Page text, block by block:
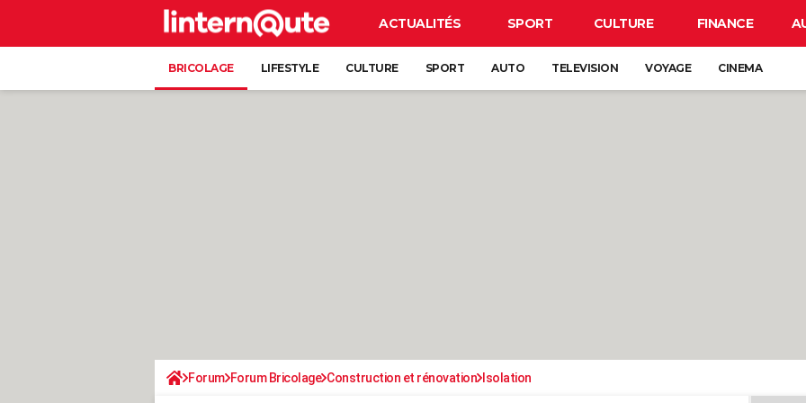
ACTUALITÉS SPORT CULTURE FINANCE
BRICOLAGE LIFESTYLE CULTURE SPORT AUTO TELEVISION VOYAGE CINEMA
Forum Forum Bricolage Construction et rénovation Isolation